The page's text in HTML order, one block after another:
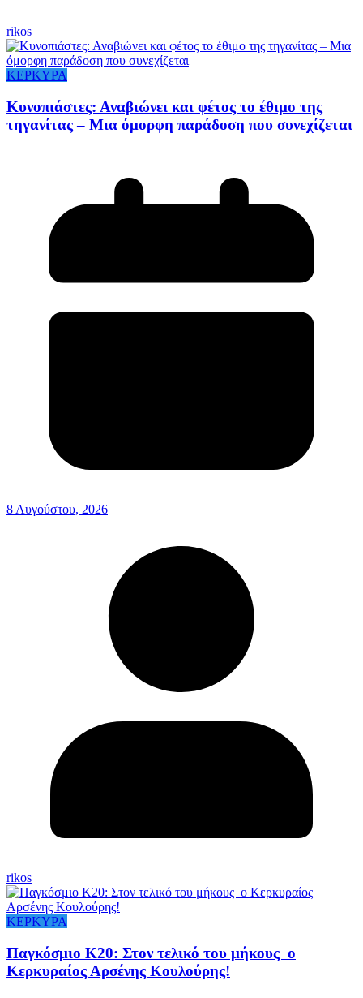
rikos
ΚΕΡΚΥΡΑ
Κυνοπιάστες: Αναβιώνει και φέτος το έθιμο της
τηγανίτας – Μια όμορφη παράδοση που συνεχίζεται
8 Αυγούστου, 2026
rikos
ΚΕΡΚΥΡΑ
Παγκόσμιο Κ20: Στον τελικό του μήκους ο
Κερκυραίος Αρσένης Κουλούρης!